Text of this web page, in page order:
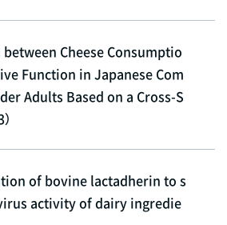
Cheese Consumptio
Function in Japanese Com
Adults Based on a Cross-S
of bovine lactadherin to s
activity of dairy ingredie